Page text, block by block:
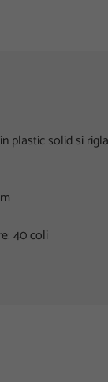
plastic solid si
40 coli